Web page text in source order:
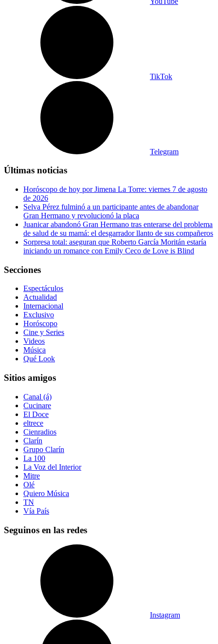
TikTok
Telegram
Últimas noticias
Horóscopo de hoy por Jimena La Torre: viernes 7 de agosto
de 2026
Selva Pérez fulminó a un participante antes de abandonar
Gran Hermano y revolucionó la placa
Juanicar abandonó Gran Hermano tras enterarse del problema
de salud de su mamá: el desgarrador llanto de sus compañeros
Sorpresa total: aseguran que Roberto García Moritán estaría
iniciando un romance con Emily Ceco de Love is Blind
Secciones
Espectáculos
Actualidad
Internacional
Exclusivo
Horóscopo
Cine y Series
Videos
Música
Qué Look
Sitios amigos
Canal (á)
Cucinare
El Doce
eltrece
Cienradios
Clarín
Grupo Clarín
La 100
La Voz del Interior
Mitre
Olé
Quiero Música
TN
Vía País
Seguinos en las redes
Instagram